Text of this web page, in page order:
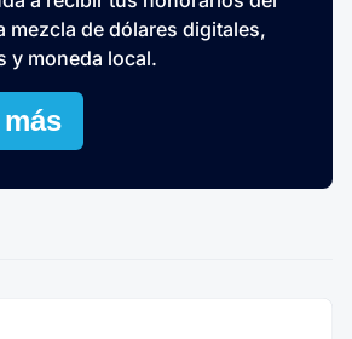
mezcla de dólares digitales,
y moneda local.